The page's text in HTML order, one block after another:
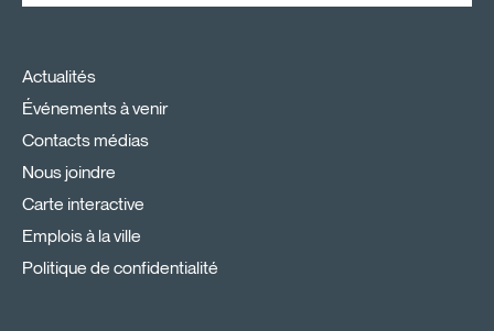
Actualités
Événements à venir
Contacts médias
Nous joindre
Carte interactive
Emplois à la ville
Politique de confidentialité